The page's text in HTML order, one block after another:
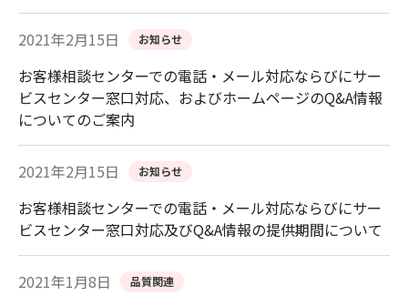
2021年2月15日 お知らせ
お客様相談センターでの電話・メール対応ならびにサー
ビスセンター窓口対応、およびホームページのQ&A情報
についてのご案内
2021年2月15日 お知らせ
お客様相談センターでの電話・メール対応ならびにサー
ビスセンター窓口対応及びQ&A情報の提供期間について
2021年1月8日 品質関連